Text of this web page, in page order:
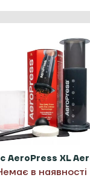
AeroPress XL
в наявності